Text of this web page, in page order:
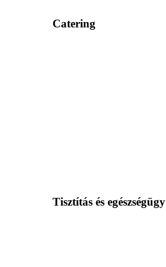
Catering
Tisztítás és egészségügy